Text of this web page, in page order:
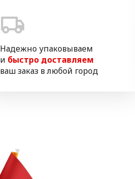
Надежно упаковываем
и быстро доставляем
ваш заказ в любой город